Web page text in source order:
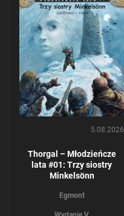
5.08.2026
Thorgal – Młodzieńcze
lata #01: Trzy siostry
Minkelsönn
Egmont